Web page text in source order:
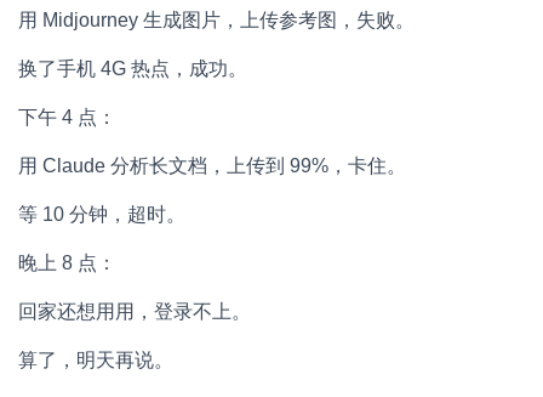
用 Midjourney 生成图片，上传参考图，失败。
换了手机 4G 热点，成功。
下午 4 点：
用 Claude 分析长文档，上传到 99%，卡住。
等 10 分钟，超时。
晚上 8 点：
回家还想用用，登录不上。
算了，明天再说。